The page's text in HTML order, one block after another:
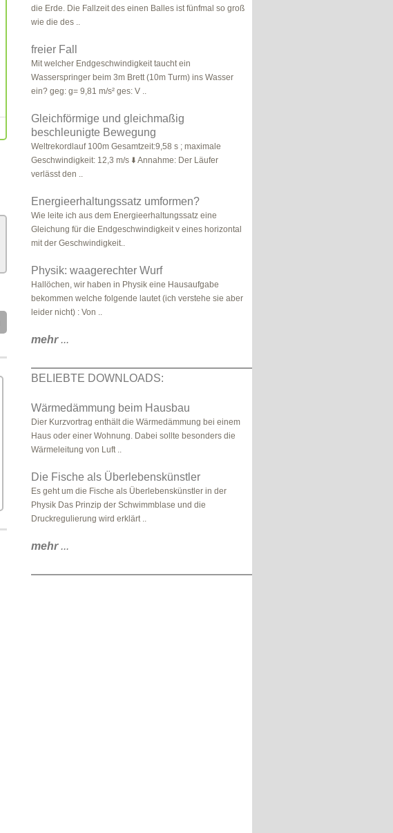
die Erde. Die Fallzeit des einen Balles ist fünfmal so groß
wie die des ..
freier Fall
Mit welcher Endgeschwindigkeit taucht ein
Wasserspringer beim 3m Brett (10m Turm) ins Wasser
ein? geg: g= 9,81 m/s² ges: V ..
Gleichförmige und gleichmaßig
beschleunigte Bewegung
Weltrekordlauf 100m Gesamtzeit:9,58 s ; maximale
Geschwindigkeit: 12,3 m/s ⬇️ Annahme: Der Läufer
verlässt den ..
Energieerhaltungssatz umformen?
Wie leite ich aus dem Energieerhaltungssatz eine
Gleichung für die Endgeschwindigkeit v eines horizontal
mit der Geschwindigkeit..
Physik: waagerechter Wurf
Hallöchen, wir haben in Physik eine Hausaufgabe
bekommen welche folgende lautet (ich verstehe sie aber
leider nicht) : Von ..
mehr...
BELIEBTE DOWNLOADS:
Wärmedämmung beim Hausbau
Dier Kurzvortrag enthält die Wärmedämmung bei einem
Haus oder einer Wohnung. Dabei sollte besonders die
Wärmeleitung von Luft ..
Die Fische als Überlebenskünstler
Es geht um die Fische als Überlebenskünstler in der
Physik Das Prinzip der Schwimmblase und die
Druckregulierung wird erklärt ..
mehr...